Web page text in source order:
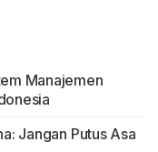
Manajemen
Jangan Putus Asa